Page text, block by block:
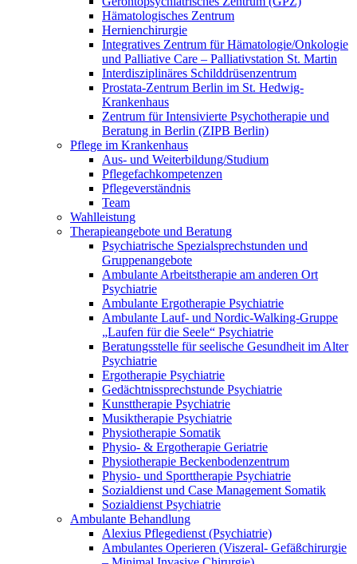
Hämatologisches Zentrum
Hernienchirurgie
Integratives Zentrum für Hämatologie/Onkologie
und Palliative Care – Palliativstation St. Martin
Interdisziplinäres Schilddrüsenzentrum
Prostata-Zentrum Berlin im St. Hedwig-
Krankenhaus
Zentrum für Intensivierte Psychotherapie und
Beratung in Berlin (ZIPB Berlin)
Pflege im Krankenhaus
Aus- und Weiterbildung/Studium
Pflegefachkompetenzen
Pflegeverständnis
Team
Wahlleistung
Therapieangebote und Beratung
Psychiatrische Spezialsprechstunden und
Gruppenangebote
Ambulante Arbeitstherapie am anderen Ort
Psychiatrie
Ambulante Ergotherapie Psychiatrie
Ambulante Lauf- und Nordic-Walking-Gruppe
„Laufen für die Seele“ Psychiatrie
Beratungsstelle für seelische Gesundheit im Alter
Psychiatrie
Ergotherapie Psychiatrie
Gedächtnissprechstunde Psychiatrie
Kunsttherapie Psychiatrie
Musiktherapie Psychiatrie
Physiotherapie Somatik
Physio- & Ergotherapie Geriatrie
Physiotherapie Beckenbodenzentrum
Physio- und Sporttherapie Psychiatrie
Sozialdienst und Case Management Somatik
Sozialdienst Psychiatrie
Ambulante Behandlung
Alexius Pflegedienst (Psychiatrie)
Ambulantes Operieren (Viszeral- Gefäßchirurgie